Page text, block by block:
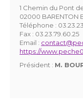
1 Chemin du Pont
02000 BARENTON
Téléphone :
Fax : 03.23.79.60.25
Email :
https://
Président : M.